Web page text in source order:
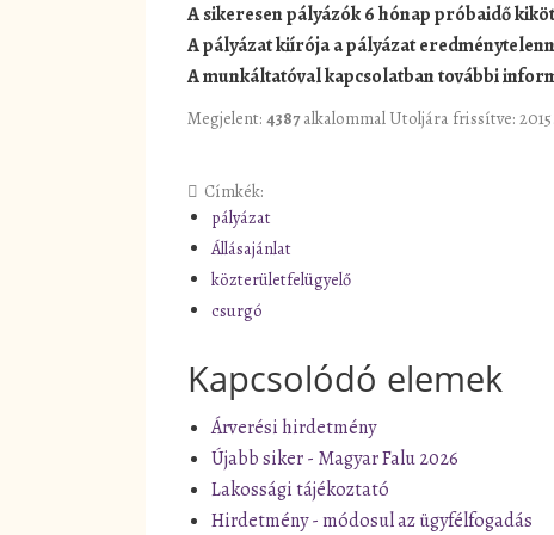
A sikeresen pályázók 6 hónap próbaidő
A pályázat kiírója a pályázat
A munkáltatóval kapcsolatban további
Megjelent: 4387alkalommal Utoljára frissítve:
Címkék:
pályázat
Állásajánlat
közterületfelügyelő
csurgó
Kapcsolódó elemek
Árverési hirdetmény
Újabb siker - Magyar Falu 2026
Lakossági tájékoztató
Hirdetmény - módosul az ügyfélfogadás